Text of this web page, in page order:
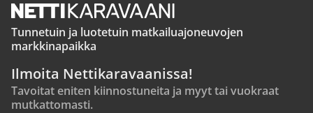
Tunnetuin ja luotetuin matkailuajoneuvojen
markkinapaikka
Ilmoita Nettikaravaanissa!
Tavoitat eniten kiinnostuneita ja myyt tai vuokraat
mutkattomasti.